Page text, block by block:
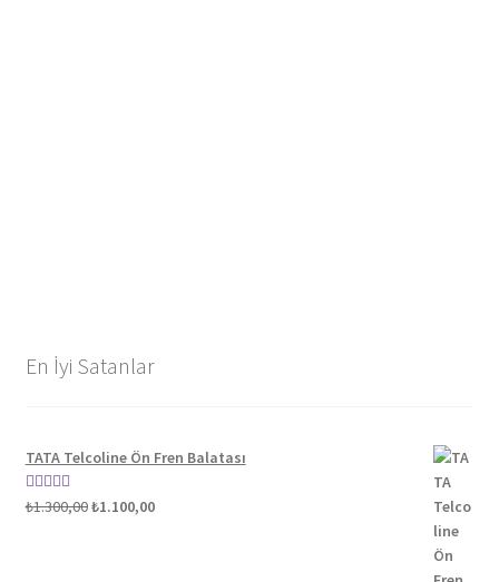
En İyi Satanlar
TATA Telcoline Ön Fren Balatası
5 üzerinden
₺1.300,00Orijinal
₺1.100,00Şu